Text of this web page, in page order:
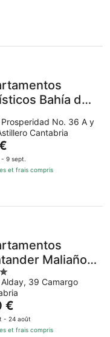
Bahía de
Prosperidad No. 36 A y
Cantabria
9 sept.
et frais compris
Maliaño
3000
Alday, 39 Camargo
€
- 24 août
et frais compris